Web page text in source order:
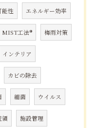
能性 エネルギー効率
MIST工法® 梅雨対策
インテリア
カビの除去
細菌 ウイルス
領 施設管理